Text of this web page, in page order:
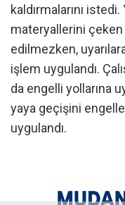
kaldırmalarını
materyallerini
edilmezken,
işlem uygulandı.
da engelli yollarına
yaya geçişini
uygulandı.